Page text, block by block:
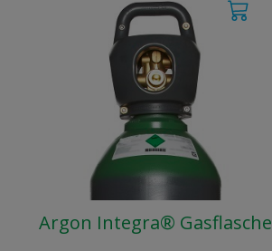
Argon Integra® Gasflasche